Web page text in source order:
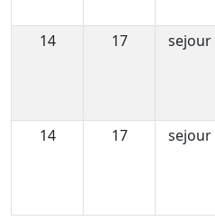
14
17 sejour
14
17 sejour